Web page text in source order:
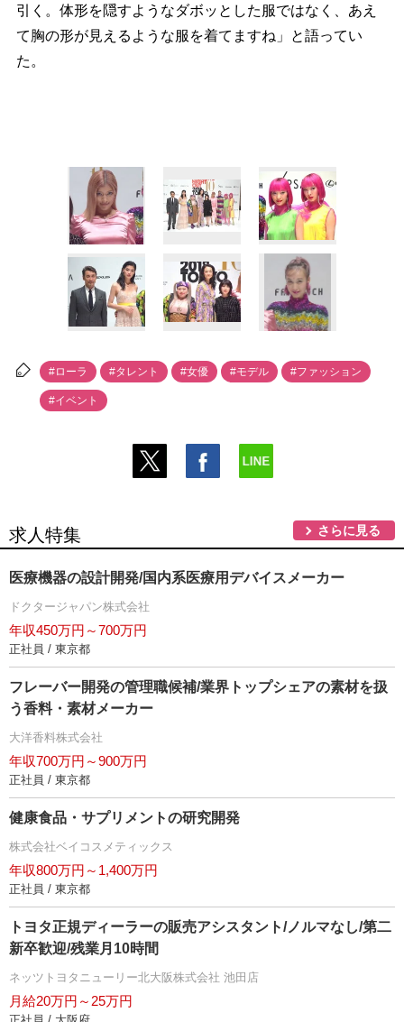
引く。体形を隠すようなダボッとした服ではなく、あえ
て胸の形が見えるような服を着てますね」と語ってい
た。
#ローラ #タレント #女優 #モデル #ファッション
#イベント
求人特集 さらに見る
医療機器の設計開発/国内系医療用デバイスメーカー
ドクタージャパン株式会社
年収450万円～700万円
正社員 / 東京都
フレーバー開発の管理職候補/業界トップシェアの素材を扱
う香料・素材メーカー
大洋香料株式会社
年収700万円～900万円
正社員 / 東京都
健康食品・サプリメントの研究開発
株式会社ベイコスメティックス
年収800万円～1,400万円
正社員 / 東京都
トヨタ正規ディーラーの販売アシスタント/ノルマなし/第二
新卒歓迎/残業月10時間
ネッツトヨタニューリー北大阪株式会社 池田店
月給20万円～25万円